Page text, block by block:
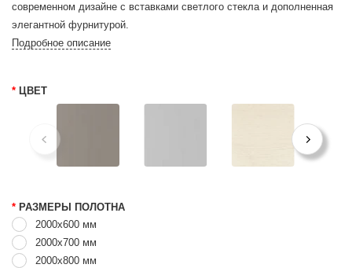
современном дизайне с вставками светлого стекла и дополненная
элегантной фурнитурой.
Подробное описание
* ЦВЕТ
* РАЗМЕРЫ ПОЛОТНА
2000x600 мм
2000x700 мм
2000x800 мм